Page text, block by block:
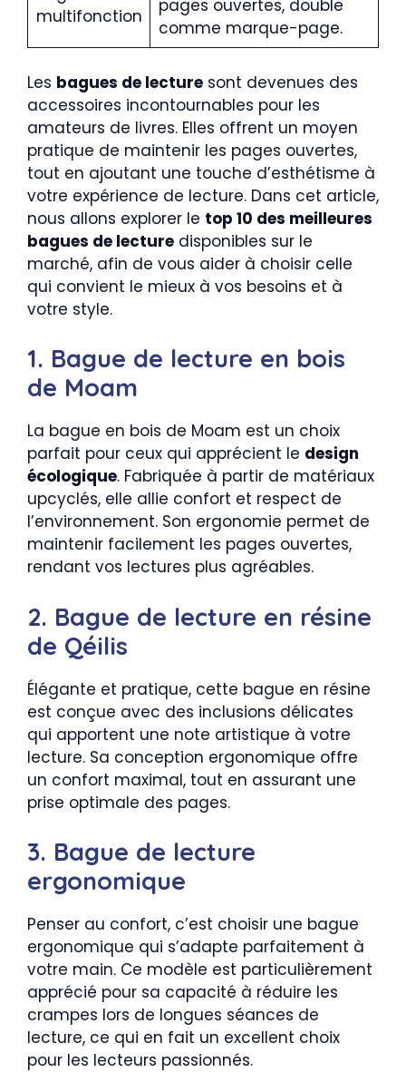
multifonction
pages ouvertes, double
comme marque-page.
Les bagues de lecture sont devenues des
accessoires incontournables pour les
amateurs de livres. Elles offrent un moyen
pratique de maintenir les pages ouvertes,
tout en ajoutant une touche d’esthétisme à
votre expérience de lecture. Dans cet article,
nous allons explorer le top 10 des meilleures
bagues de lecture disponibles sur le
marché, afin de vous aider à choisir celle
qui convient le mieux à vos besoins et à
votre style.
1. Bague de lecture en bois
de Moam
La bague en bois de Moam est un choix
parfait pour ceux qui apprécient le design
écologique. Fabriquée à partir de matériaux
upcyclés, elle allie confort et respect de
l’environnement. Son ergonomie permet de
maintenir facilement les pages ouvertes,
rendant vos lectures plus agréables.
2. Bague de lecture en résine
de Qéilis
Élégante et pratique, cette bague en résine
est conçue avec des inclusions délicates
qui apportent une note artistique à votre
lecture. Sa conception ergonomique offre
un confort maximal, tout en assurant une
prise optimale des pages.
3. Bague de lecture
ergonomique
Penser au confort, c’est choisir une bague
ergonomique qui s’adapte parfaitement à
votre main. Ce modèle est particulièrement
apprécié pour sa capacité à réduire les
crampes lors de longues séances de
lecture, ce qui en fait un excellent choix
pour les lecteurs passionnés.